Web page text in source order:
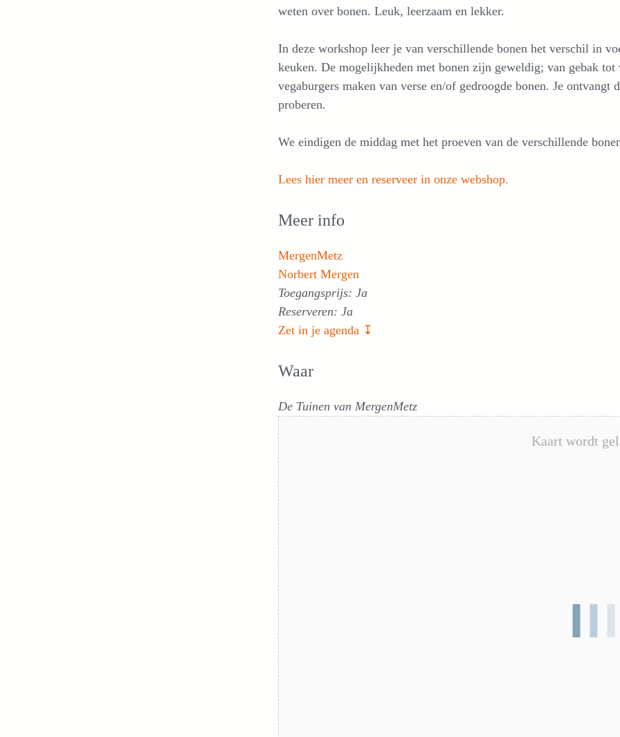
weten over bonen. Leuk, leerzaam en lekker.
In deze workshop leer je van verschillende bonen het verschil in
keuken. De mogelijkheden met bonen zijn geweldig; van gebak
vegaburgers maken van verse en/of gedroogde bonen. Je ontvangt
proberen.
We eindigen de middag met het proeven van de verschillende
Lees hier meer en reserveer in onze webshop.
Meer info
MergenMetz
Norbert Mergen
Toegangsprijs: Ja
Reserveren: Ja
Zet in je agenda ↧
Waar
De Tuinen van MergenMetz
Kaart wordt